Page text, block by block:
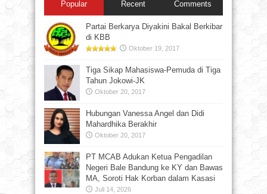
Popular Recent Comments
Partai Berkarya Diyakini Bakal Berkibar
di KBB
Oktober 19, 2017
Tiga Sikap Mahasiswa-Pemuda di Tiga
Tahun Jokowi-JK
Oktober 20, 2017
Hubungan Vanessa Angel dan Didi
Mahardhika Berakhir
Oktober 20, 2017
PT MCAB Adukan Ketua Pengadilan
Negeri Bale Bandung ke KY dan Bawas
MA, Soroti Hak Korban dalam Kasasi
Juli 14, 2026